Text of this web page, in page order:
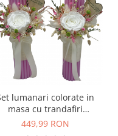
lumanari colorate in
masa cu trandafiri
criogenati si plante
449,99 RON